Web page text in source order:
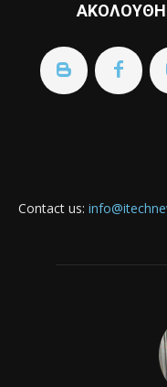
Contact us: